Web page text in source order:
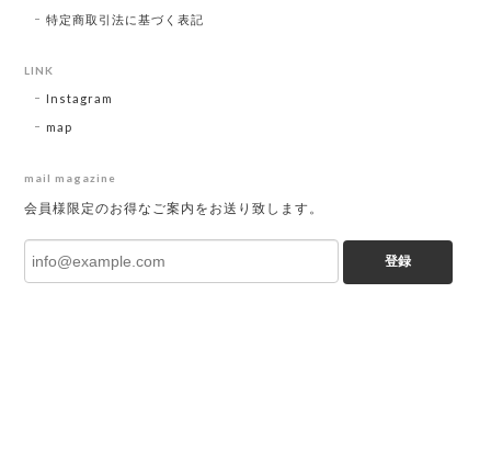
特定商取引法に基づく表記
LINK
Instagram
map
mail magazine
会員様限定のお得なご案内をお送り致します。
登録